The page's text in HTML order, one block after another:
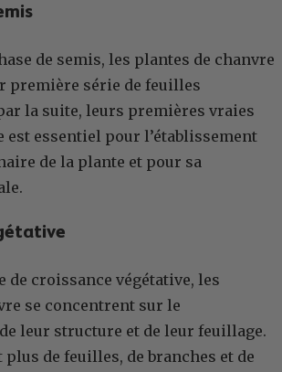
de semis, les plantes de chanvre
première série de feuilles
la suite, leurs premières vraies
est essentiel pour l’établissement
de la plante et pour sa
de croissance végétative, les
se concentrent sur le
leur structure et de leur feuillage.
de feuilles, de branches et de